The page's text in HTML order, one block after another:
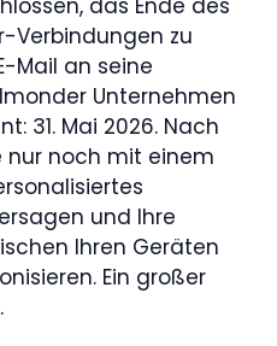
das Ende des
Verbindungen zu
Mail an seine
Unternehmen
31. Mai 2026. Nach
nur noch mit einem
und Ihre
Ihren Geräten
Ein großer